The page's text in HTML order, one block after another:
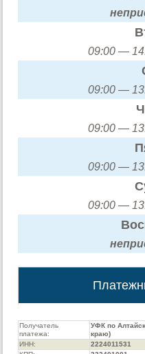
09:00 —
09:00 —
09:00 —
09:00 —
09:00 —
Получатель
платежа:
УФК по
краю)
ИНН:
2224011531